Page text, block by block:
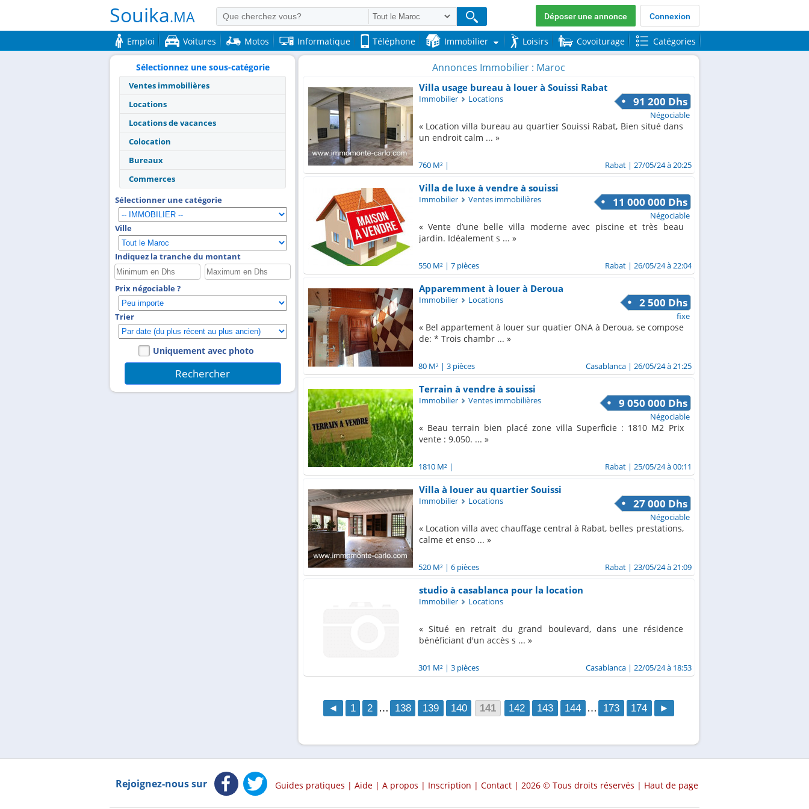
Souika.MA Déposer une annonce Connexion
Emploi Voitures Motos Informatique Téléphone Immobilier Loisirs Covoiturage Catégories
Sélectionnez une sous-catégorie
Ventes immobilières
Locations
Locations de vacances
Colocation
Bureaux
Commerces
Sélectionner une catégorie
Ville
Indiquez la tranche du montant
Prix négociable ?
Trier
Uniquement avec photo
Annonces Immobilier : Maroc
Villa usage bureau à louer à Souissi Rabat
91 200 Dhs
Immobilier
Locations
Négociable
Location villa bureau au quartier Souissi Rabat, Bien situé dans
un endroit calm ...
760 M²| Rabat| 27/05/24 à 20:25
Villa de luxe à vendre à souissi
11 000 000 Dhs
Immobilier
Ventes immobilières
Négociable
Vente d’une belle villa moderne avec piscine et très beau
jardin. Idéalement s ...
550 M²| 7 pièces Rabat| 26/05/24 à 22:04
Apparemment à louer à Deroua
2 500 Dhs
Immobilier
Locations
fixe
Bel appartement à louer sur quatier ONA à Deroua, se compose
de: * Trois chambr ...
80 M²| 3 pièces Casablanca| 26/05/24 à 21:25
Terrain à vendre à souissi
9 050 000 Dhs
Immobilier
Ventes immobilières
Négociable
Beau terrain bien placé zone villa Superficie : 1810 M2 Prix
vente : 9.050. ...
1810 M²| Rabat| 25/05/24 à 00:11
Villa à louer au quartier Souissi
27 000 Dhs
Immobilier
Locations
Négociable
Location villa avec chauffage central à Rabat, belles prestations,
calme et enso ...
520 M²| 6 pièces Rabat| 23/05/24 à 21:09
studio à casablanca pour la location
Immobilier Locations
Situé en retrait du grand boulevard, dans une résidence
bénéficiant d'un accès s ...
301 M²| 3 pièces Casablanca| 22/05/24 à 18:53
◄ 1 2 … 138 139 140 141 142 143 144 … 173 174 ►
Rejoignez-nous sur Guides pratiques | Aide | A propos | Inscription | Contact | 2026 © Tous droits réservés | Haut de page